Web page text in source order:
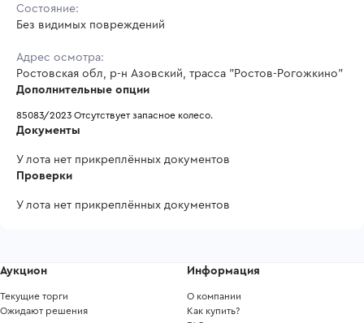
Состояние:
Без видимых повреждений
Адрес осмотра:
Ростовская обл, р-н Азовский, трасса "Ростов-Рогожкино"
Дополнительные опции
85083/2023 Отсутствует запасное колесо.
Документы
У лота нет прикреплённых документов
Проверки
У лота нет прикреплённых документов
Аукцион
Текущие торги
Ожидают решения
Информация
О компании
Как купить?